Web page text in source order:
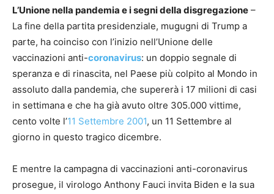
L’Unione nella pandemia e i segni della disgregazione –
La fine della partita presidenziale, mugugni di Trump a
parte, ha coinciso con l’inizio nell’Unione delle
vaccinazioni anti-coronavirus: un doppio segnale di
speranza e di rinascita, nel Paese più colpito al Mondo in
assoluto dalla pandemia, che supererà i 17 milioni di casi
in settimana e che ha già avuto oltre 305.000 vittime,
cento volte l’11 Settembre 2001, un 11 Settembre al
giorno in questo tragico dicembre.
E mentre la campagna di vaccinazioni anti-coronavirus
prosegue, il virologo Anthony Fauci invita Biden e la sua